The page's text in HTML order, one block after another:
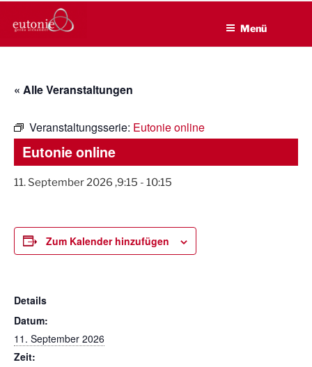
Inhalt
EUTONIE.DE
Lebensbalance durch körperliche Selbsterfahrung
Menü
« Alle Veranstaltungen
Veranstaltungsserie: Eutonie online
Eutonie online
11. September 2026 ,9:15 - 10:15
Zum Kalender hinzufügen
Details
Datum:
11. September 2026
Zeit: